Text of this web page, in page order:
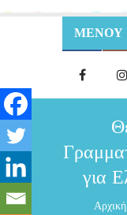
ΜΕΝΟΥ
για
Αρχική